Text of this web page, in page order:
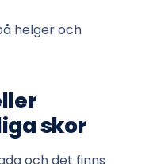
helger och
skor